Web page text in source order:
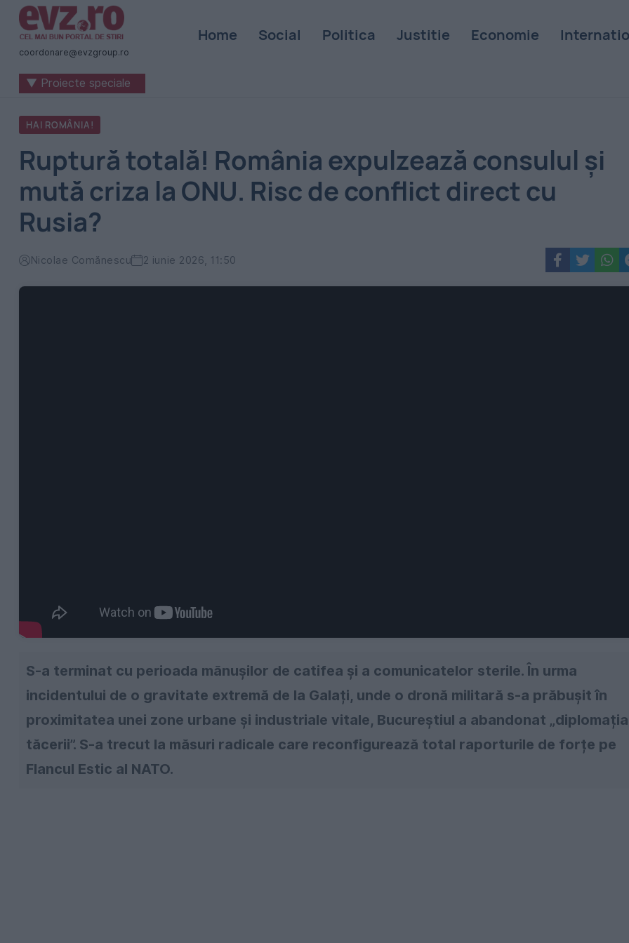
Știri
naționale
internaționale
|
România
-
Evenimentul
Zilei
coordonare@evzgroup.ro
Home Social Politica Justitie Economie
▼ Proiecte speciale
HAI ROMÂNIA!
Ruptură totală! România expulzează consulul și
mută criza la ONU. Risc de conflict direct cu
Rusia?
Nicolae Comănescu 2 iunie 2026, 11:50
S-a terminat cu perioada mănușilor de catifea și a comunicatelor sterile. În urma
incidentului de o gravitate extremă de la Galați, unde o dronă militară s-a prăbușit în
proximitatea unei zone urbane și industriale vitale, Bucureștiul a abandonat „diplomația
tăcerii”. S-a trecut la măsuri radicale care reconfigurează total raporturile de forțe pe
Flancul Estic al NATO.